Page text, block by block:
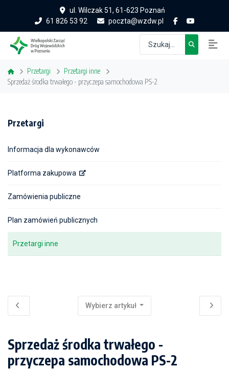
ul. Wilczak 51, 61-623 Poznań
61 826 53 92
poczta@wzdw.pl
Przetargi
Przetargi inne
Sprzedaż środka trwałego - przyczepa samochodowa PS-2
Przetargi
Informacja dla wykonawców
Platforma zakupowa
Zamówienia publiczne
Plan zamówień publicznych
Przetargi inne
Wybierz artykuł
Sprzedaż środka trwałego -
przyczepa samochodowa PS-2